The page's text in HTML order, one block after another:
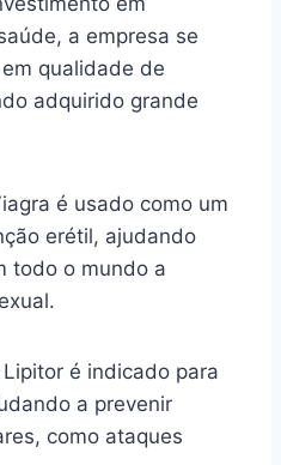
a empresa se
qualidade de
adquirido grande
é usado como um
erétil, ajudando
todo o mundo a
é indicado para
a prevenir
como ataques